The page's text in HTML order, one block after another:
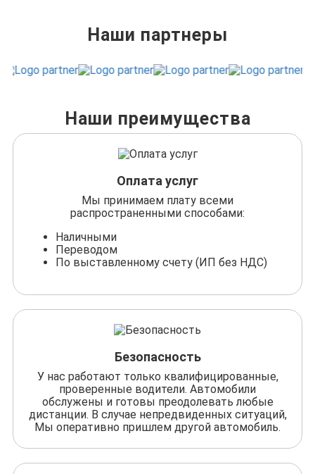
Наши партнеры
Наши преимущества
Оплата услуг
Мы принимаем плату всеми
распространенными способами:
Наличными
Переводом
По выставленному счету (ИП без НДС)
Безопасность
У нас работают только квалифицированные,
проверенные водители. Автомобили
обслужены и готовы преодолевать любые
дистанции. В случае непредвиденных ситуаций,
Мы оперативно пришлем другой автомобиль.